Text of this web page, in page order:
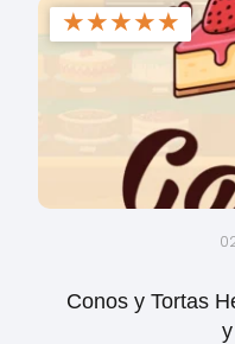
★★★★★
Conos y Tortas